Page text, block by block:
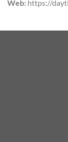
Web: https://